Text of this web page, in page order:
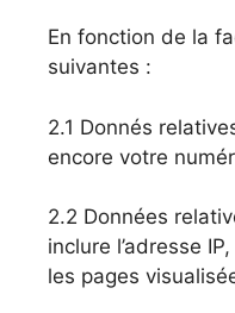
En fonction de la
suivantes :
2.1 Donnés
encore votre
2.2 Données
inclure l’adresse
les pages